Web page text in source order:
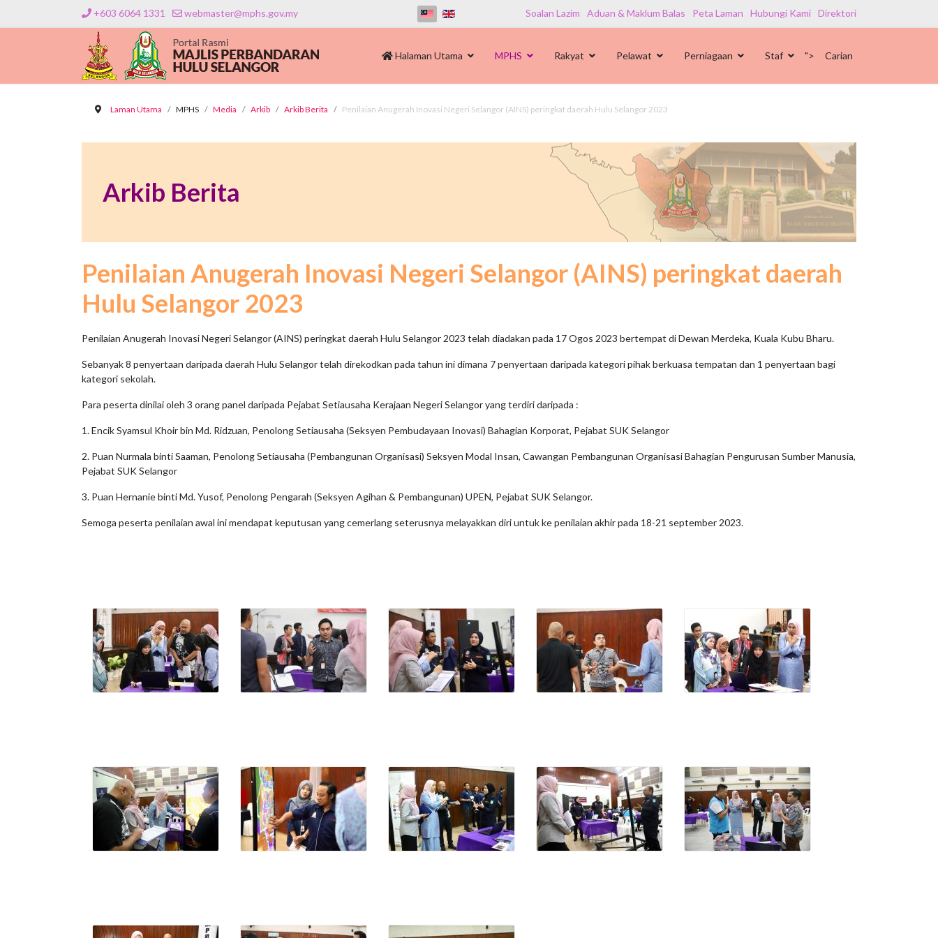
+603 6064 1331 webmaster@mphs.gov.my Soalan Lazim Aduan & Maklum Balas Peta Laman Hubungi Kami Direktori
Halaman Utama MPHS Rakyat Pelawat Perniagaan Staf "> Carian
Laman Utama MPHS Media Arkib Arkib Berita Penilaian Anugerah Inovasi Negeri Selangor (AINS) peringkat daerah Hulu Selangor 2023
Arkib Berita
Penilaian Anugerah Inovasi Negeri Selangor (AINS) peringkat daerah
Hulu Selangor 2023
Penilaian Anugerah Inovasi Negeri Selangor (AINS) peringkat daerah Hulu Selangor 2023 telah diadakan pada 17 Ogos 2023 bertempat di Dewan Merdeka, Kuala Kubu Bharu.
Sebanyak 8 penyertaan daripada daerah Hulu Selangor telah direkodkan pada tahun ini dimana 7 penyertaan daripada kategori pihak berkuasa tempatan dan 1 penyertaan bagi
kategori sekolah.
Para peserta dinilai oleh 3 orang panel daripada Pejabat Setiausaha Kerajaan Negeri Selangor yang terdiri daripada :
1. Encik Syamsul Khoir bin Md. Ridzuan, Penolong Setiausaha (Seksyen Pembudayaan Inovasi) Bahagian Korporat, Pejabat SUK Selangor
2. Puan Nurmala binti Saaman, Penolong Setiausaha (Pembangunan Organisasi) Seksyen Modal Insan, Cawangan Pembangunan Organisasi Bahagian Pengurusan Sumber Manusia,
Pejabat SUK Selangor
3. Puan Hernanie binti Md. Yusof, Penolong Pengarah (Seksyen Agihan & Pembangunan) UPEN, Pejabat SUK Selangor.
Semoga peserta penilaian awal ini mendapat keputusan yang cemerlang seterusnya melayakkan diri untuk ke penilaian akhir pada 18-21 september 2023.